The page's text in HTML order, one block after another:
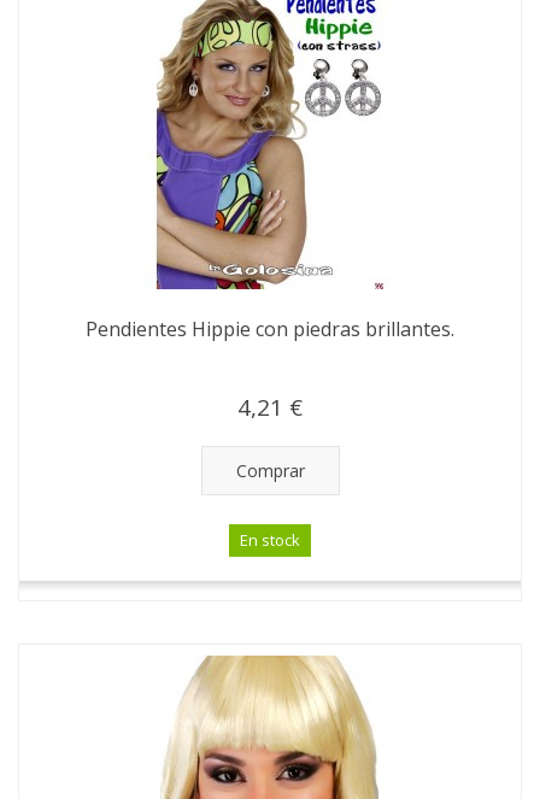
Pendientes Hippie con piedras brillantes.
4,21 €
Comprar
En stock